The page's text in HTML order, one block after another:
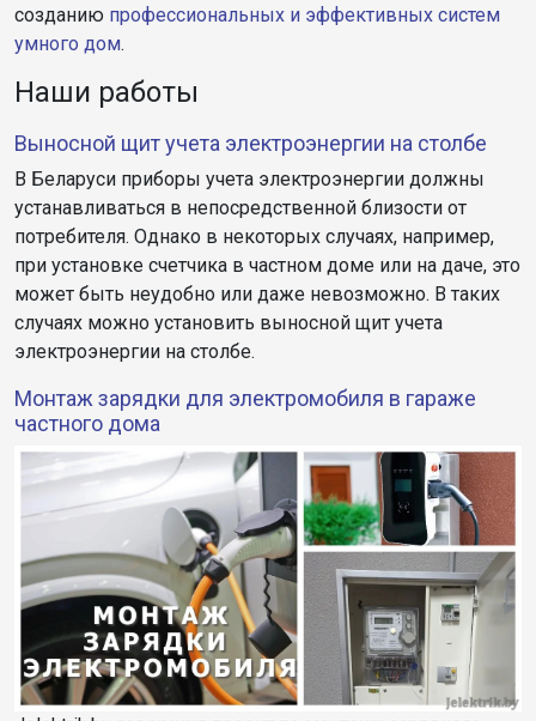
созданию профессиональных и эффективных систем
умного дом.
Наши работы
Выносной щит учета электроэнергии на столбе
В Беларуси приборы учета электроэнергии должны
устанавливаться в непосредственной близости от
потребителя. Однако в некоторых случаях, например,
при установке счетчика в частном доме или на даче, это
может быть неудобно или даже невозможно. В таких
случаях можно установить выносной щит учета
электроэнергии на столбе.
Монтаж зарядки для электромобиля в гараже
частного дома